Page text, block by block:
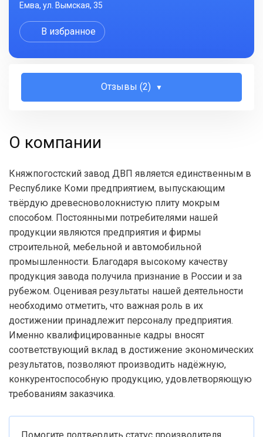
Емва, ул. Вымская, 35
В избранное
Отзывы (2)
О компании
Княжпогостский завод ДВП является единственным в
Республике Коми предприятием, выпускающим
твёрдую древесноволокнистую плиту мокрым
способом. Постоянными потребителями нашей
продукции являются предприятия и фирмы
строительной, мебельной и автомобильной
промышленности. Благодаря высокому качеству
продукция завода получила признание в России и за
рубежом. Оценивая результаты нашей деятельности
необходимо отметить, что важная роль в их
достижении принадлежит персоналу предприятия.
Именно квалифицированные кадры вносят
соответствующий вклад в достижение экономических
результатов, позволяют производить надёжную,
конкурентоспособную продукцию, удовлетворяющую
требованиям заказчика.